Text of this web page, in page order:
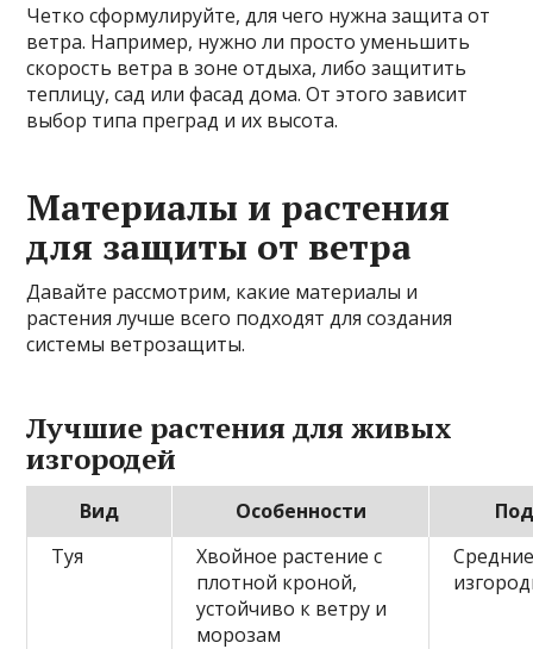
Четко сформулируйте, для чего нужна защита от
ветра. Например, нужно ли просто уменьшить
скорость ветра в зоне отдыха, либо защитить
теплицу, сад или фасад дома. От этого зависит
выбор типа преград и их высота.
Материалы и растения
для защиты от ветра
Давайте рассмотрим, какие материалы и
растения лучше всего подходят для создания
системы ветрозащиты.
Лучшие растения для живых
изгородей
Вид Особенности
Туя
Хвойное растение с
плотной кроной,
устойчиво к ветру и
морозам